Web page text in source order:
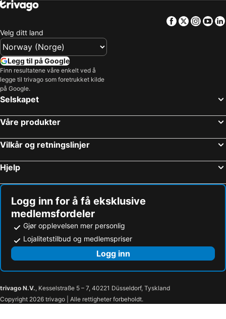
Facebook
Twitter
Velg ditt land
Legg til på Google
Finn resultatene våre enkelt ved å
legge til trivago som foretrukket kilde
på Google.
Selskapet
Våre produkter
Vilkår og retningslinjer
Hjelp
Logg inn for å få eksklusive
medlemsfordeler
Gjør opplevelsen mer personlig
Lojalitetstilbud og medlemspriser
Logg inn
trivago N.V., Kesselstraße 5 – 7, 40221 Düsseldorf, Tyskland
Copyright 2026 trivago | Alle rettigheter forbeholdt.